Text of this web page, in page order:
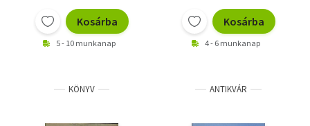
Kosárba
5 - 10 munkanap
Kosárba
4 - 6 munkanap
KÖNYV ANTIKVÁR